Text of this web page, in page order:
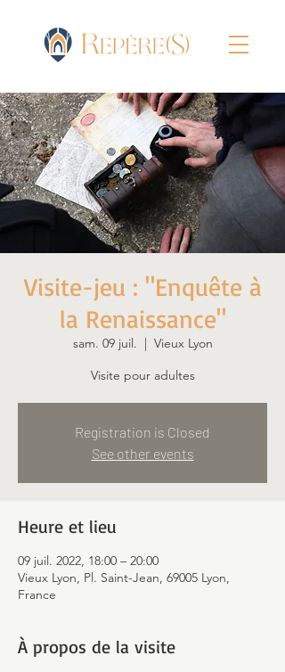
Visite-jeu : "Enquête à
la Renaissance"
sam. 09 juil.
  |
Vieux Lyon
Visite pour adultes
Registration is Closed
See other events
Heure et lieu
09 juil. 2022, 18:00 – 20:00
Vieux Lyon, Pl. Saint-Jean, 69005 Lyon,
France
À propos de la visite